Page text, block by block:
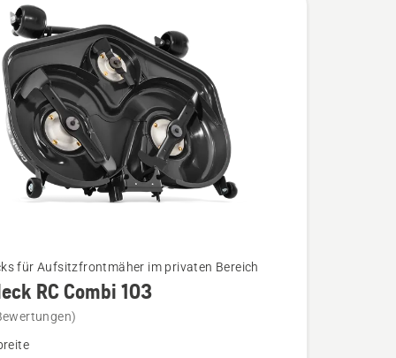
für Aufsitzfrontmäher im privaten Bereich
RC Combi 103